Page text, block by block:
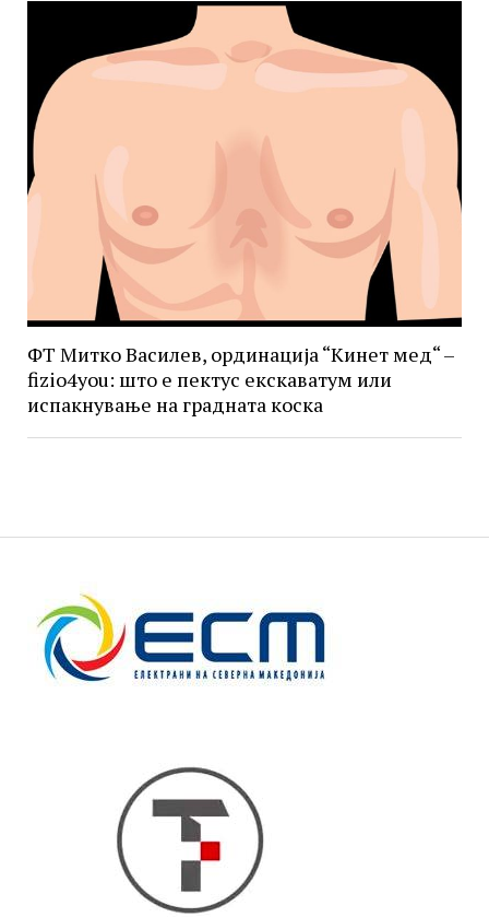
ФТ Митко Василев, ординација “Кинет мед“ –
fizio4you: што е пектус екскаватум или
испакнување на градната коска